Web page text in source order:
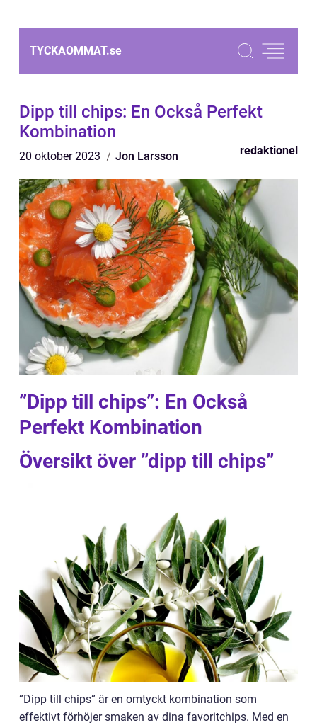
TYCKAOMMAT.se
Dipp till chips: En Också Perfekt
Kombination
20 oktober 2023 Jon Larsson redaktionel
”Dipp till chips”: En Också
Perfekt Kombination
Översikt över ”dipp till chips”
”Dipp till chips” är en omtyckt kombination som
effektivt förhöjer smaken av dina favoritchips. Med en